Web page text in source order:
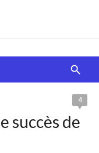
chocolats… On
tomber !
4
succès de